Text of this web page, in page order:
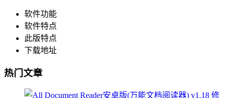
软件功能
软件特点
此版特点
下载地址
热门文章